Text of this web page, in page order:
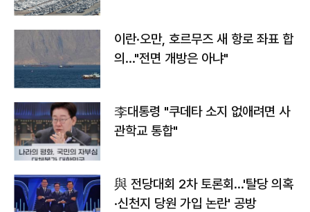
이란·오만, 호르무즈 새 항로 좌표 합
의…"전면 개방은 아냐"
李대통령 "쿠데타 소지 없애려면 사
관학교 통합"
與 전당대회 2차 토론회…'탈당 의혹
·신천지 당원 가입 논란' 공방